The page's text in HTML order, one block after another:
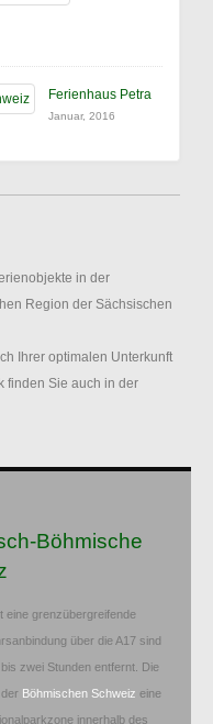
Ferienhaus Petra
Januar, 2016
in der
Region der Sächsischen
Ihrer optimalen Unterkunft
finden Sie auch in der
Böhmische
eine grenzübergreifende
über die A17 sind
zwei Stunden entfernt. Die
Böhmischen Schweiz eine
innerhalb des